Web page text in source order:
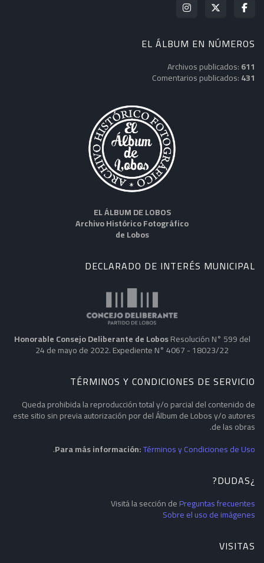
EL ÁLBUM EN NÚMEROS
Archivos publicados:611
Comentarios publicados:431
EL ÁLBUM DE LOBOS
Archivo Histórico Fotográfico
de Lobos
DECLARADO DE INTERÉS MUNICIPAL
Honorable Consejo Deliberante de LobosResolución N° 599 del
24 de mayo de 2022. Expediente N° 4067 - 18023/22
TÉRMINOS Y CONDICIONES DE SERVICIO
Queda prohibida la reproducción total y/o parcial del contenido de
este sitio sin previa autorización por del Álbum de Lobos y/o autores
de las obras.
Para más información:Términos y Condiciones de Uso
.
¿DUDAS?
Visitá la sección dePreguntas frecuentes
Sobre el uso de imágenes
VISITAS